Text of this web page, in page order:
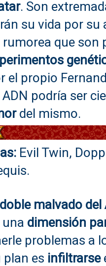
. Son
su vida por su
rumorea que son
el propio
ADN podría ser
del mismo.
Evil Twin,
doble malvado del
una dimensión
problemas a
plan es infiltrarse